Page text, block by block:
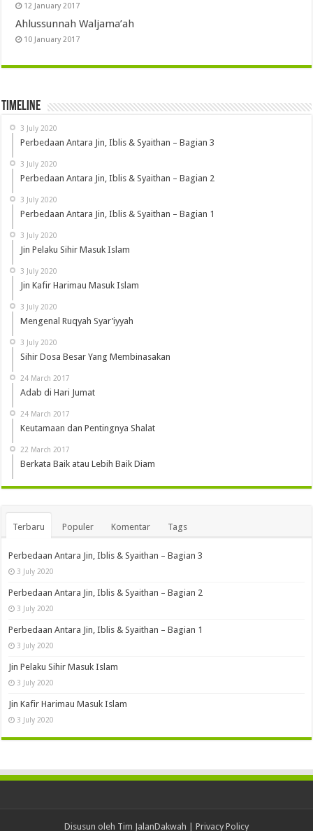
12 January 2017
Ahlussunnah Waljama’ah
10 January 2017
Timeline
3 July 2020
Perbedaan Antara Jin, Iblis & Syaithan – Bagian 3
3 July 2020
Perbedaan Antara Jin, Iblis & Syaithan – Bagian 2
3 July 2020
Perbedaan Antara Jin, Iblis & Syaithan – Bagian 1
3 July 2020
Jin Pelaku Sihir Masuk Islam
3 July 2020
Jin Kafir Harimau Masuk Islam
3 July 2020
Mengenal Ruqyah Syar’iyyah
3 July 2020
Sihir Dosa Besar Yang Membinasakan
24 March 2017
Adab di Hari Jumat
24 March 2017
Keutamaan dan Pentingnya Shalat
22 March 2017
Berkata Baik atau Lebih Baik Diam
Terbaru Populer Komentar Tags
Perbedaan Antara Jin, Iblis & Syaithan – Bagian 3
3 July 2020
Perbedaan Antara Jin, Iblis & Syaithan – Bagian 2
3 July 2020
Perbedaan Antara Jin, Iblis & Syaithan – Bagian 1
3 July 2020
Jin Pelaku Sihir Masuk Islam
3 July 2020
Jin Kafir Harimau Masuk Islam
3 July 2020
Disusun oleh Tim JalanDakwah | Privacy Policy